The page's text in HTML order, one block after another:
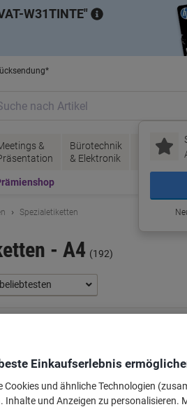
W31TINTE
&
Bürotechnik
& Elektronik
Tinte &
Toner
Spezialetiketten
- A4 (192)
Einkaufserlebnis
Cookies und ähnliche Technologien
Inhalte und Anzeigen zu personalisieren.